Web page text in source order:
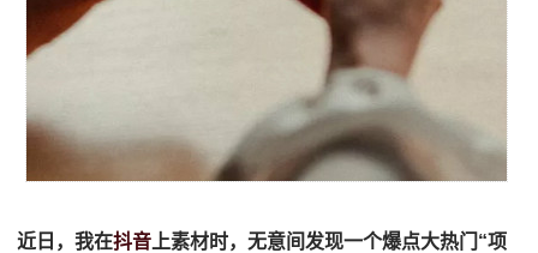
近日，我在抖音 上素材时，无意间发现一个爆点大热门“项